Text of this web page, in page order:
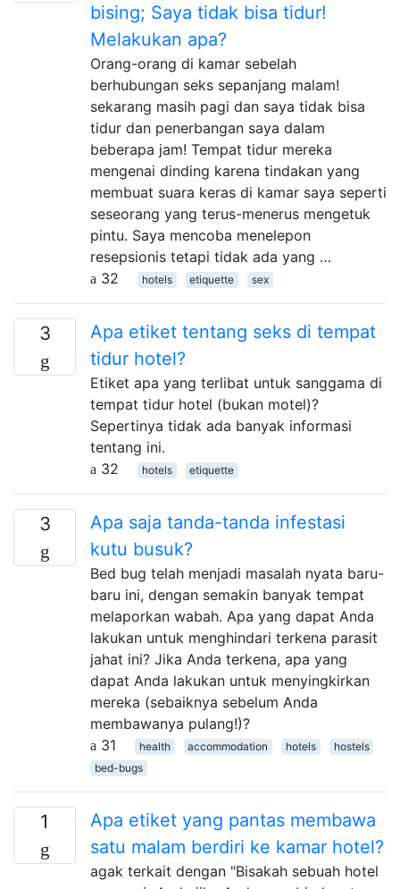
bising; Saya tidak bisa tidur!
Melakukan apa?
Orang-orang di kamar sebelah
berhubungan seks sepanjang malam!
sekarang masih pagi dan saya tidak bisa
tidur dan penerbangan saya dalam
beberapa jam! Tempat tidur mereka
mengenai dinding karena tindakan yang
membuat suara keras di kamar saya seperti
seseorang yang terus-menerus mengetuk
pintu. Saya mencoba menelepon
resepsionis tetapi tidak ada yang …
32
hotels etiquette sex
3
Apa etiket tentang seks di tempat
tidur hotel?
Etiket apa yang terlibat untuk sanggama di
tempat tidur hotel (bukan motel)?
Sepertinya tidak ada banyak informasi
tentang ini.
32
hotels etiquette
3
Apa saja tanda-tanda infestasi
kutu busuk?
Bed bug telah menjadi masalah nyata baru-
baru ini, dengan semakin banyak tempat
melaporkan wabah. Apa yang dapat Anda
lakukan untuk menghindari terkena parasit
jahat ini? Jika Anda terkena, apa yang
dapat Anda lakukan untuk menyingkirkan
mereka (sebaiknya sebelum Anda
membawanya pulang!)?
31
health accommodation hotels
hostels
bed-bugs
1
Apa etiket yang pantas membawa
satu malam berdiri ke kamar hotel?
agak terkait dengan "Bisakah sebuah hotel